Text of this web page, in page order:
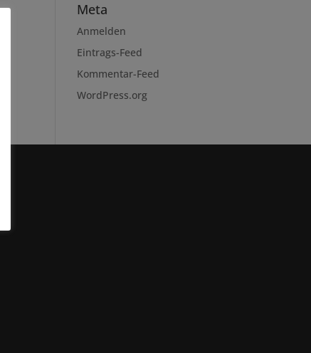
Meta
Anmelden
Eintrags-Feed
Kommentar-Feed
WordPress.org